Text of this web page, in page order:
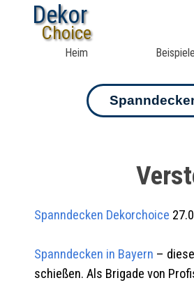
Heim Beispiele
Dekor
Choice
Spanndecken Dekorchoice
Spanndecken in Bayern –
schießen. Als Brigade von